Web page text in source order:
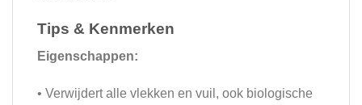
Tips & Kenmerken
Eigenschappen:
• Verwijdert alle vlekken en vuil, ook biologische